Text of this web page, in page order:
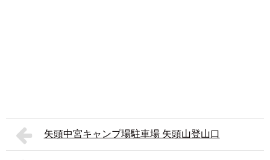
矢頭中宮キャンプ場駐車場 矢頭山登山口